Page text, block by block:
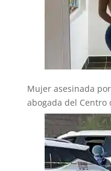
Mujer asesinada
abogada del Centro